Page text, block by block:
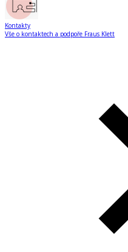
Kontakty
Vše o kontaktech a podpoře Fraus Klett